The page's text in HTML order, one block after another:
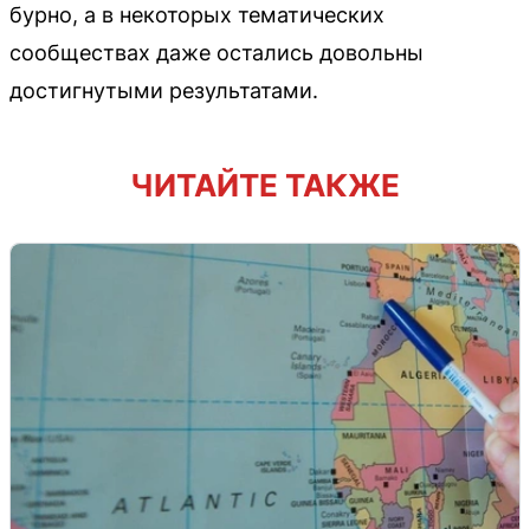
бурно, а в некоторых тематических
сообществах даже остались довольны
достигнутыми результатами.
ЧИТАЙТЕ ТАКЖЕ